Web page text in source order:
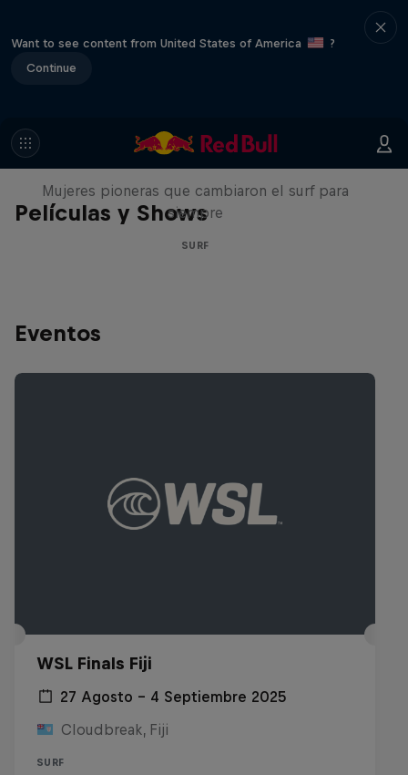
Want to see content from United States of America
?
Continue
Películas y Shows
NOW DAYS
Mujeres pioneras que cambiaron el surf para
siempre
SURF
Eventos
WSL Finals Fiji
27 Agosto – 4 Septiembre 2025
Cloudbreak, Fiji
SURF